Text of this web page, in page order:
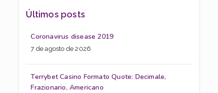
Últimos posts
Coronavirus disease 2019
7 de agosto de 2026
Terrybet Casino Formato Quote: Decimale,
Frazionario, Americano